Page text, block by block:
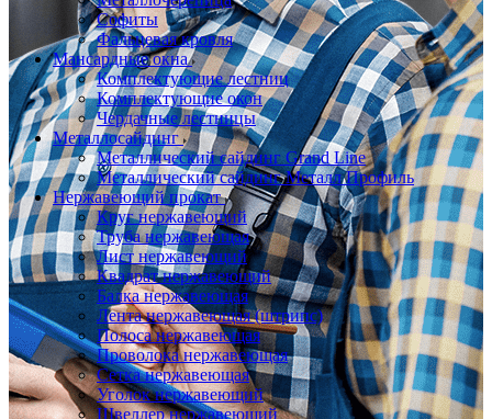
Софиты
Фальцевая кровля
Мансардные окна
Комплектующие лестниц
Комплектующие окон
Чердачные лестницы
Металлосайдинг
Металлический сайдинг Grand Line
Металлический сайдинг Металл Профиль
Нержавеющий прокат
Круг нержавеющий
Труба нержавеющая
Лист нержавеющий
Квадрат нержавеющий
Балка нержавеющая
Лента нержавеющая (штрипс)
Полоса нержавеющая
Проволока нержавеющая
Сетка нержавеющая
Уголок нержавеющий
Швеллер нержавеющий